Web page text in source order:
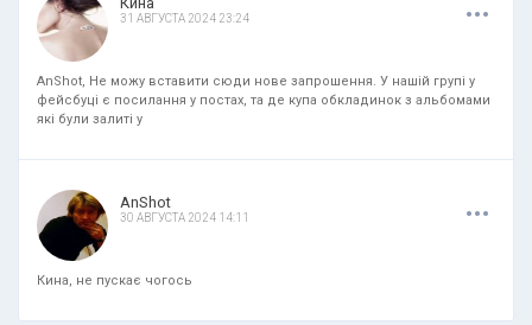
31 АВГУСТА 2024 23:24
AnShot, Не можу вставити сюди нове запрошення. У нашій групі у
фейсбуці є посилання у постах, та де купа обкладинок з альбомами
які були залиті у
AnShot
30 АВГУСТА 2024 14:11 ...
Кина, не пускає чогось